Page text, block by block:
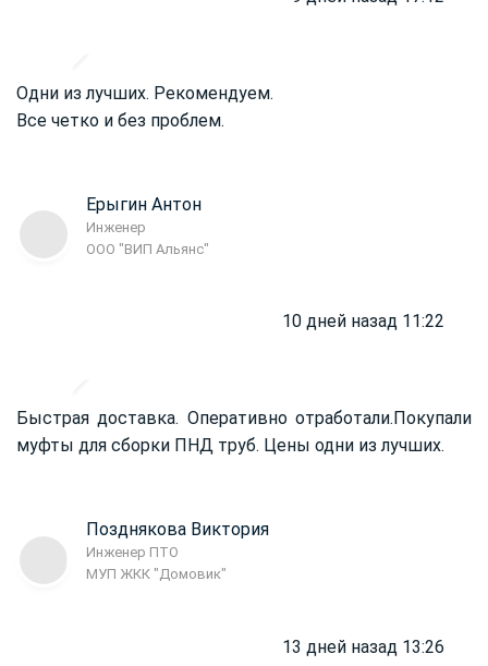
Одни из лучших. Рекомендуем.
Все четко и без проблем.
Ерыгин Антон
Инженер
ООО "ВИП Альянс"
10 дней назад 11:22
Быстрая доставка. Оперативно отработали. Покупали
муфты для сборки ПНД труб. Цены одни из лучших.
Позднякова Виктория
Инженер ПТО
МУП ЖКК "Домовик"
13 дней назад 13:26